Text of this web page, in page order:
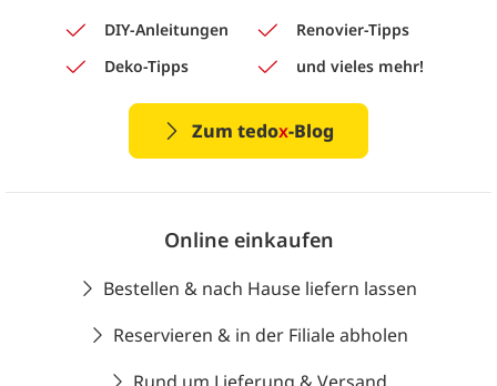
DIY-Anleitungen
Renovier-Tipps
Deko-Tipps
und vieles mehr!
Zum tedox-Blog
Online einkaufen
Bestellen & nach Hause liefern lassen
Reservieren & in der Filiale abholen